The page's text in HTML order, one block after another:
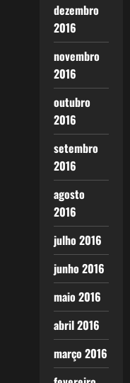
dezembro
2016
novembro
2016
outubro
2016
setembro
2016
agosto
2016
julho 2016
junho 2016
maio 2016
abril 2016
março 2016